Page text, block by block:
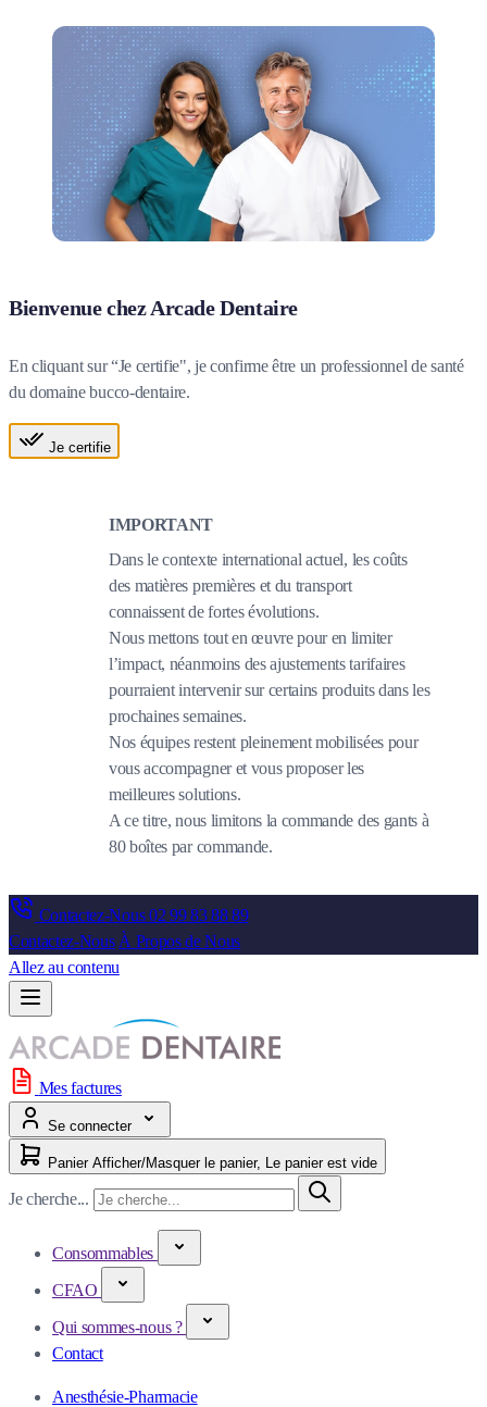
Bienvenue chez Arcade Dentaire
En cliquant sur “Je certifie", je confirme être un professionnel de santé
du domaine bucco-dentaire.
Je certifie
IMPORTANT
Dans le contexte international actuel, les coûts
des matières premières et du transport
connaissent de fortes évolutions.
Nous mettons tout en œuvre pour en limiter
l’impact, néanmoins des ajustements tarifaires
pourraient intervenir sur certains produits dans les
prochaines semaines.
Nos équipes restent pleinement mobilisées pour
vous accompagner et vous proposer les
meilleures solutions.
A ce titre, nous limitons la commande des gants à
80 boîtes par commande.
Contactez-Nous02 99 83 88 89
Contactez-Nous À Propos de Nous
Allez au contenu
Mes factures
Se connecter
Panier Afficher/Masquer le panier, Le panier est vide
Je cherche...
Consommables
CFAO
Qui sommes-nous ?
Contact
Anesthésie-Pharmacie